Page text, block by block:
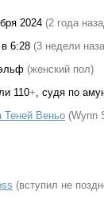
2024 (2 года
6:28 (3 недели
(женский пол)
110+, судя по
Теней Веньо (Wynn
(вступил не